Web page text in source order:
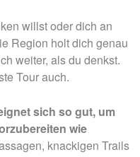
willst oder dich an
Region holt dich genau
weiter, als du denkst.
Tour auch.
sich so gut, um
wie
knackigen Trails